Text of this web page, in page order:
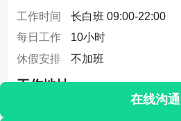
工作时间
长白班 09:00-22:00
每日工作
10小时
休假安排
不加班
工作地址
在线沟通